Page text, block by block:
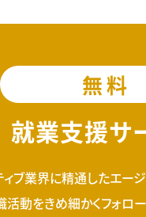
無料
就業支援サ
ィブ業界に精通したエー
活動をきめ細かくフォロ